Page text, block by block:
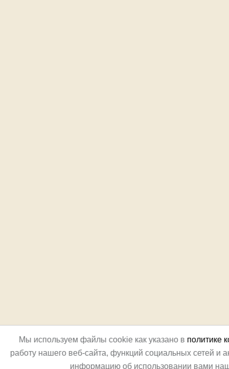
Мы используем файлы cookie как указано в политике
работу нашего веб-сайта, функций социальных сетей и
информацию об использовании вами